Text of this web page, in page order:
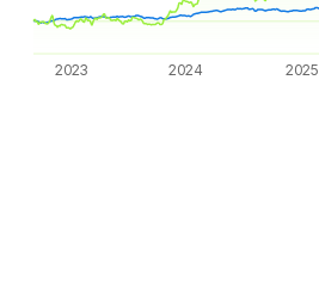
2023 2024 2025